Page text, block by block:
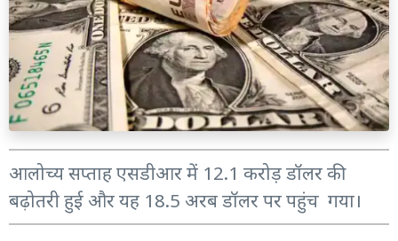
आलोच्य सप्ताह एसडीआर में 12.1 करोड़ डॉलर की
बढ़ोतरी हुई और यह 18.5 अरब डॉलर पर पहुंच गया।